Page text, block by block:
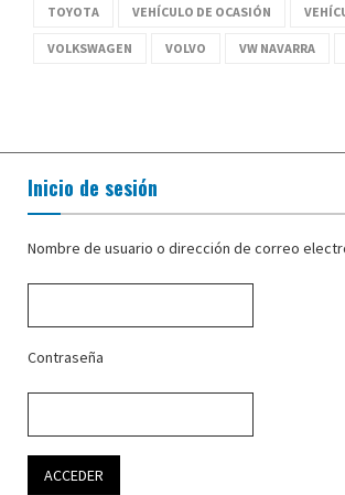
TOYOTA VEHÍCULO DE OCASIÓN
VOLKSWAGEN VOLVO VW NAVARRA
Inicio de sesión
Nombre de usuario o dirección de correo
Contraseña